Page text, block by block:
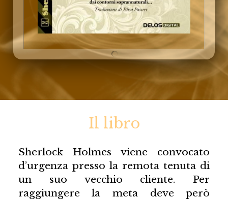
Il libro
Sherlock Holmes viene convocato
d’urgenza presso la remota tenuta di
un suo vecchio cliente. Per
raggiungere la meta deve però